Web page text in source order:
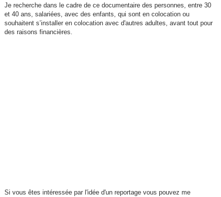
Je recherche dans le cadre de ce documentaire des personnes, entre 30
et 40 ans, salariées, avec des enfants, qui sont en colocation ou
souhaitent s’installer en colocation avec d'autres adultes, avant tout pour
des raisons financières.
Si vous êtes intéressée par l'idée d'un reportage vous pouvez me